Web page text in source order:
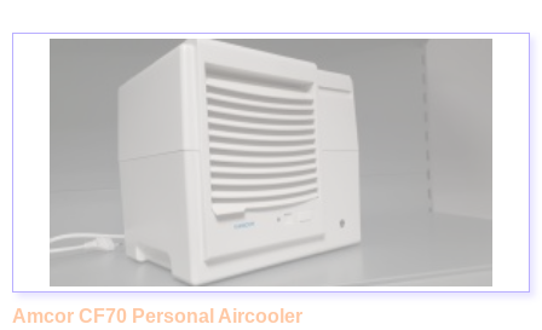
Amcor CF70 Personal Aircooler